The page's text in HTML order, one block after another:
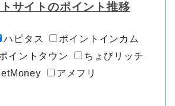
サイトのポイント推移
ハピタス
ポイントインカム
イントタウン
ちょびリッチ
アメフリ